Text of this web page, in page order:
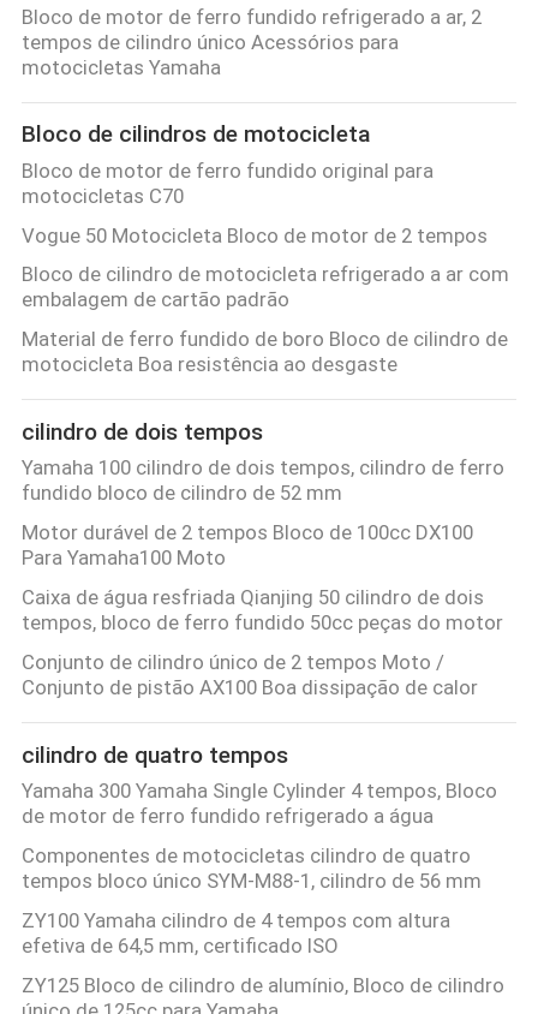
Bloco de motor de ferro fundido refrigerado a ar, 2
tempos de cilindro único Acessórios para
motocicletas Yamaha
Bloco de cilindros de motocicleta
Bloco de motor de ferro fundido original para
motocicletas C70
Vogue 50 Motocicleta Bloco de motor de 2 tempos
Bloco de cilindro de motocicleta refrigerado a ar com
embalagem de cartão padrão
Material de ferro fundido de boro Bloco de cilindro de
motocicleta Boa resistência ao desgaste
cilindro de dois tempos
Yamaha 100 cilindro de dois tempos, cilindro de ferro
fundido bloco de cilindro de 52 mm
Motor durável de 2 tempos Bloco de 100cc DX100
Para Yamaha100 Moto
Caixa de água resfriada Qianjing 50 cilindro de dois
tempos, bloco de ferro fundido 50cc peças do motor
Conjunto de cilindro único de 2 tempos Moto /
Conjunto de pistão AX100 Boa dissipação de calor
cilindro de quatro tempos
Yamaha 300 Yamaha Single Cylinder 4 tempos, Bloco
de motor de ferro fundido refrigerado a água
Componentes de motocicletas cilindro de quatro
tempos bloco único SYM-M88-1, cilindro de 56 mm
ZY100 Yamaha cilindro de 4 tempos com altura
efetiva de 64,5 mm, certificado ISO
ZY125 Bloco de cilindro de alumínio, Bloco de cilindro